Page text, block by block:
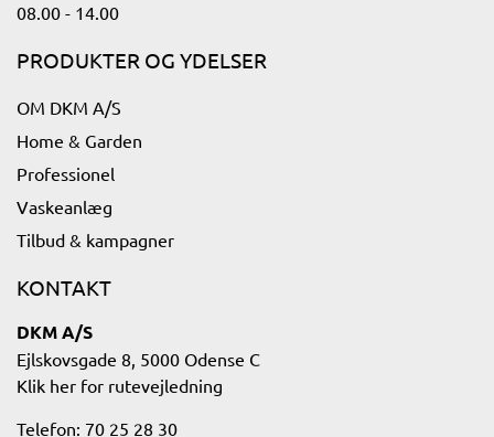
08.00 - 14.00​
PRODUKTER OG YDELSER
OM DKM A/S
Home & Garden
Professionel
Vaskeanlæg
Tilbud & kampagner
KONTAKT
DKM A/S
Ejlskovsgade 8, 5000 Odense C
Klik her for rutevejledning​
Telefon: 70 25 28 30